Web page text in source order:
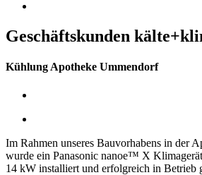
Geschäftskunden
Kühlung Apotheke Ummendorf
Im Rahmen unseres Bauvorhabens in der
wurde ein Panasonic nanoe™ X
14 kW installiert und erfolgreich in Betrieb